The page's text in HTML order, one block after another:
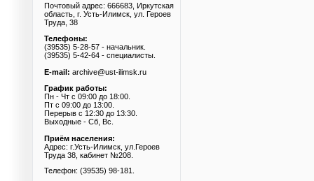
Почтовый адрес: 666683, Иркутская
область, г. Усть-Илимск, ул. Героев
Труда, 38
Телефоны:
(39535) 5-28-57 - начальник.
(39535) 5-42-64 - специалисты.
E-mail: archive@ust-ilimsk.ru
График работы:
Пн - Чт с 09:00 до 18:00.
Пт с 09:00 до 13:00.
Перерыв с 12:30 до 13:30.
Выходные - Сб, Вс.
Приём населения:
Адрес: г.Усть-Илимск, ул.Героев
Труда 38, кабинет №208.
Телефон: (39535) 98-181.